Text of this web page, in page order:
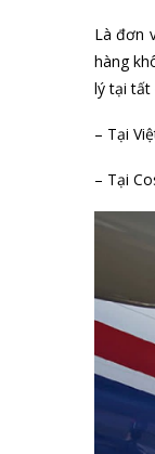
Là đơn
hàng
lý tại tất
– Tại
– Tại